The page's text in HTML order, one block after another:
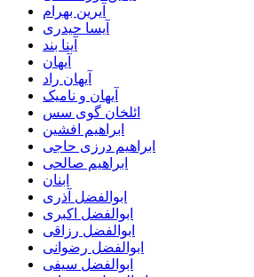
آیرین بهرام
آیسا حیدری
آینا بند
آیهان
آیهان راد
آیهان و نامیک
ائلخان گوی سس
ابراهیم افشین
ابراهیم درزی حاجی
ابراهیم صالحی
ابنان
ابوالفضل آذری
ابوالفضل اکبری
ابوالفضل رزاقی
ابوالفضل رضوانی
ابوالفضل سیفی